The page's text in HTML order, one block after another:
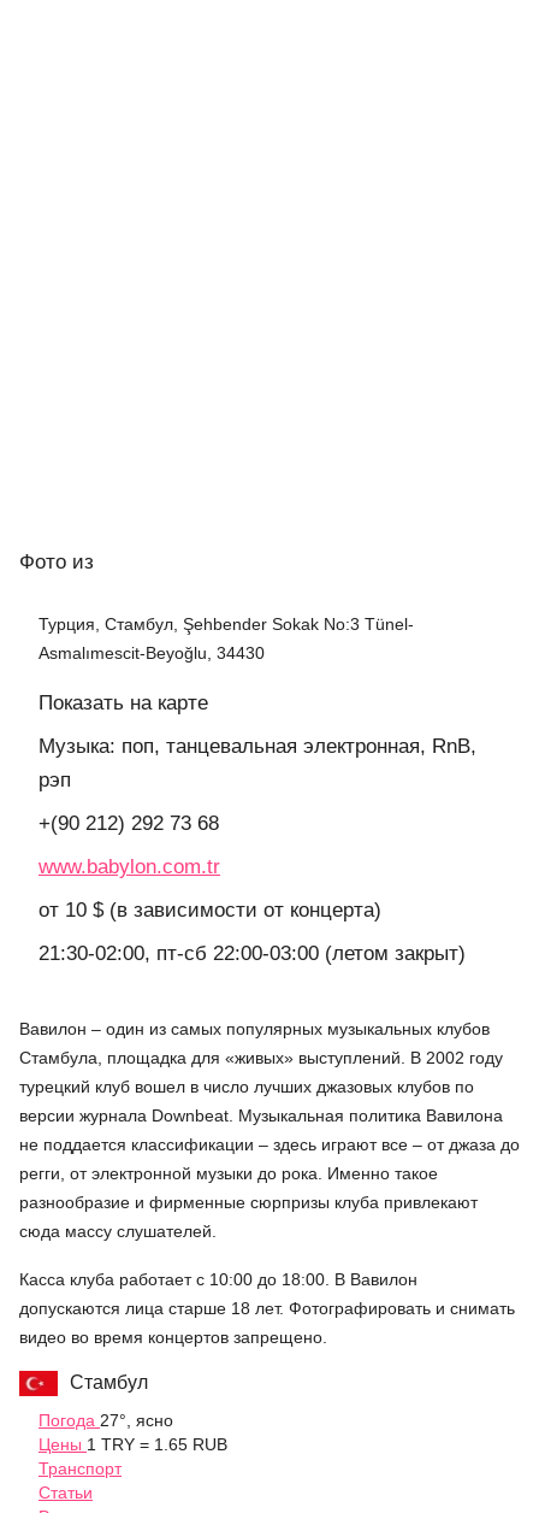
Фото из
Турция, Стамбул, Şehbender Sokak No:3 Tünel-
Asmalımescit-Beyoğlu, 34430
Показать на карте
Музыка: поп, танцевальная электронная, RnB,
рэп
+(90 212) 292 73 68
www.babylon.com.tr
от 10 $ (в зависимости от концерта)
21:30-02:00, пт-сб 22:00-03:00 (летом закрыт)
Вавилон – один из самых популярных музыкальных клубов
Стамбула, площадка для «живых» выступлений. В 2002 году
турецкий клуб вошел в число лучших джазовых клубов по
версии журнала Downbeat. Музыкальная политика Вавилона
не поддается классификации – здесь играют все – от джаза до
регги, от электронной музыки до рока. Именно такое
разнообразие и фирменные сюрпризы клуба привлекают
сюда массу слушателей.
Касса клуба работает с 10:00 до 18:00. В Вавилон
допускаются лица старше 18 лет. Фотографировать и снимать
видео во время концертов запрещено.
Стамбул
Погода 27°, ясно
Цены 1 TRY = 1.65 RUB
Транспорт
Статьи